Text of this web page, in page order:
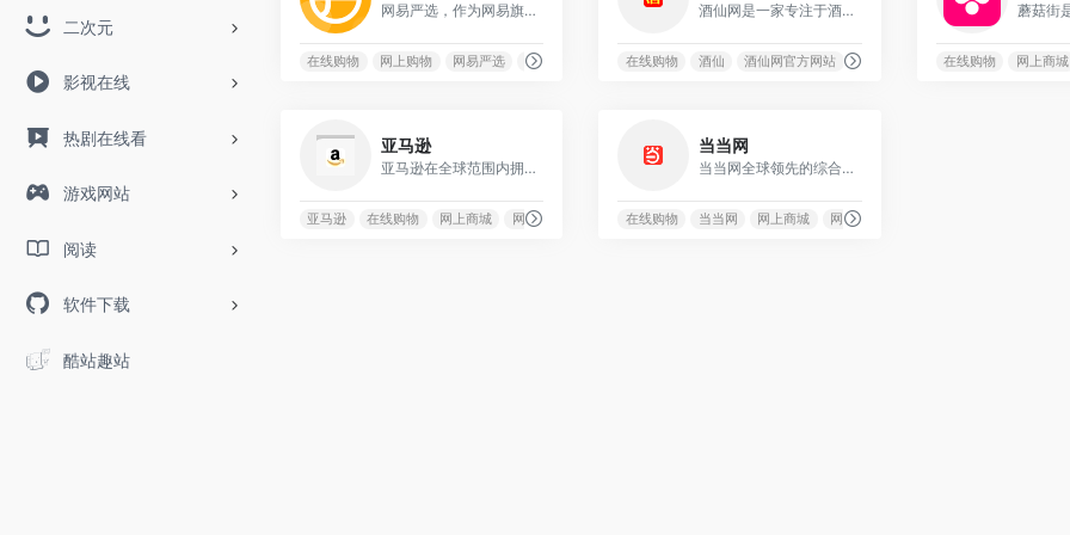
二次元
影视在线
热剧在线看
游戏网站
阅读
软件下载
酷站趣站
网易严选，作为网易旗下的自营品牌，始终秉持着严谨的态度，致力于为消费者提供高品质、高性价比的商品。
在线购物 网上购物 网易严选 网易精选
酒仙网是一家专注于酒类在线销售的专业品牌，提供多种酒类产品，包括白酒、红酒、洋酒、保健酒、黄酒以及酒具等。
在线购物 酒仙 酒仙网官方网站 在线购物 网上商城
亚马逊
亚马逊在全球范围内拥有庞大的用户基础和市场份额，其市值一度超过万亿美元，并成为全球最大的网上零售商之一。
亚马逊 在线购物 网上商城 网上购物
当当网
当当网全球领先的综合性网上购物中心，汇集了超过100万种商品。
在线购物 当当网 网上商城 网上购物